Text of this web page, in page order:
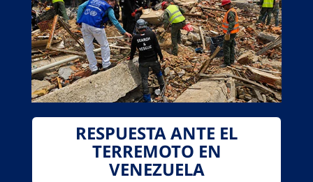
RESPUESTA ANTE EL
TERREMOTO EN
VENEZUELA